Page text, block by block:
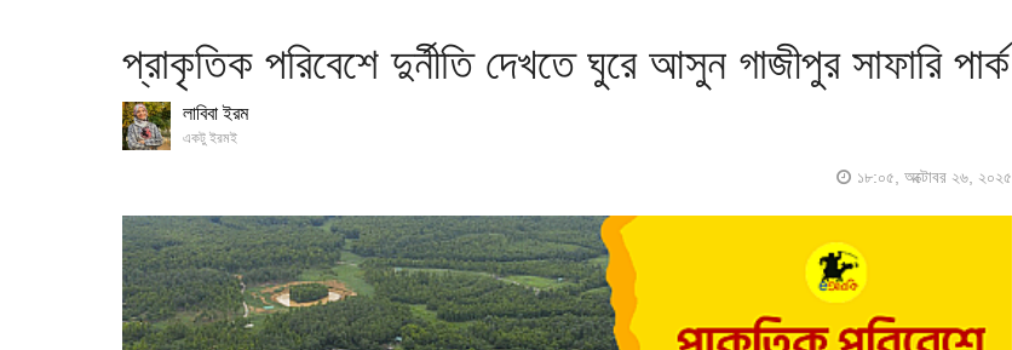
প্রাকৃতিক পরিবেশে দুর্নীতি দেখতে ঘুরে আসুন গাজীপুর সাফারি পার্ক
লাবিবা ইরম
একটু ইরমই
১৮:০৫, অক্টোবর ২৬, ২০২৫